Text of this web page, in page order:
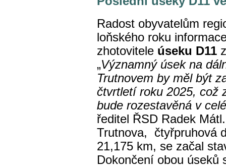
Radost obyvatelům
loňského roku
zhotovitele úseku D11
„Významný úsek na
Trutnovem by měl být
čtvrtletí roku 2025, což
bude rozestavěná v
ředitel ŘSD Radek
Trutnova, čtyřpruhová
21,175 km, se začal
Dokončení obou úseků